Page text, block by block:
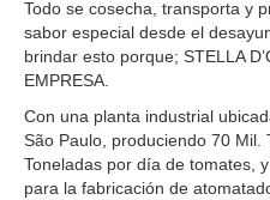
Todo se cosecha, transporta y
sabor especial desde el
brindar esto porque; STELLA
EMPRESA.
Con una planta industrial
São Paulo, produciendo 70 Mil.
Toneladas por día de tomates,
para la fabricación de